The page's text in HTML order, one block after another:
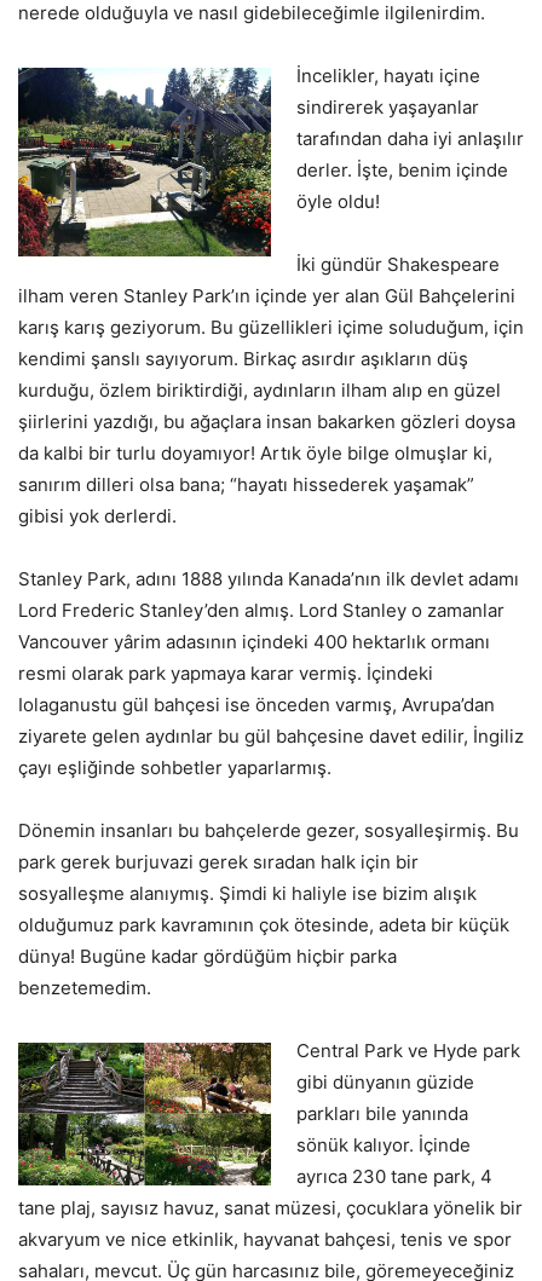
nerede olduğuyla ve nasıl gidebileceğimle ilgilenirdim.
İncelikler, hayatı içine
sindirerek yaşayanlar
tarafından daha iyi anlaşılır
derler. İşte, benim içinde
öyle oldu!
İki gündür Shakespeare
ilham veren Stanley Park’ın içinde yer alan Gül Bahçelerini
karış karış geziyorum. Bu güzellikleri içime soluduğum, için
kendimi şanslı sayıyorum. Birkaç asırdır aşıkların düş
kurduğu, özlem biriktirdiği, aydınların ilham alıp en güzel
şiirlerini yazdığı, bu ağaçlara insan bakarken gözleri doysa
da kalbi bir turlu doyamıyor! Artık öyle bilge olmuşlar ki,
sanırım dilleri olsa bana; “hayatı hissederek yaşamak”
gibisi yok derlerdi.
Stanley Park, adını 1888 yılında Kanada’nın ilk devlet adamı
Lord Frederic Stanley’den almış. Lord Stanley o zamanlar
Vancouver yârim adasının içindeki 400 hektarlık ormanı
resmi olarak park yapmaya karar vermiş. İçindeki
Iolaganustu gül bahçesi ise önceden varmış, Avrupa’dan
ziyarete gelen aydınlar bu gül bahçesine davet edilir, İngiliz
çayı eşliğinde sohbetler yaparlarmış.
Dönemin insanları bu bahçelerde gezer, sosyalleşirmiş. Bu
park gerek burjuvazi gerek sıradan halk için bir
sosyalleşme alanıymış. Şimdi ki haliyle ise bizim alışık
olduğumuz park kavramının çok ötesinde, adeta bir küçük
dünya! Bugüne kadar gördüğüm hiçbir parka
benzetemedim.
Central Park ve Hyde park
gibi dünyanın güzide
parkları bile yanında
sönük kalıyor. İçinde
ayrıca 230 tane park, 4
tane plaj, sayısız havuz, sanat müzesi, çocuklara yönelik bir
akvaryum ve nice etkinlik, hayvanat bahçesi, tenis ve spor
sahaları, mevcut. Üç gün harcasınız bile, göremeyeceğiniz